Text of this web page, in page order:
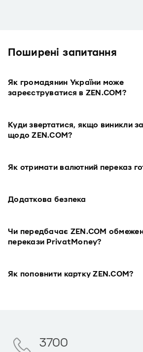
Поширенi запитання
Як громадянин України може
зареєструватися в ZEN.COM?
Куди звертатися, якщо виникли
щодо ZEN.COM?
Як отримати валютний переказ
Додаткова безпека
Чи передбачає ZEN.COM
перекази PrivatMoney?
Як поповнити картку ZEN.COM?
3700